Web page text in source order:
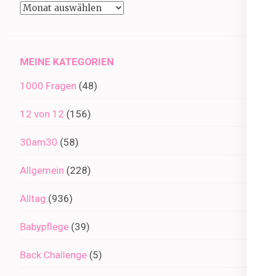
Beiträge
MEINE KATEGORIEN
1000 Fragen (48)
12 von 12 (156)
30am30 (58)
Allgemein (228)
Alltag (936)
Babypflege (39)
Back Challenge (5)